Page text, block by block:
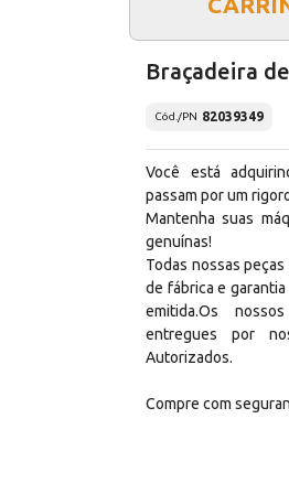
Braçadeira
Cód./PN 82039349
Você está
passam por um
Mantenha suas
genuínas!
Todas nossas
de fábrica e
emitida.Os
entregues por
Autorizados.
Compre com